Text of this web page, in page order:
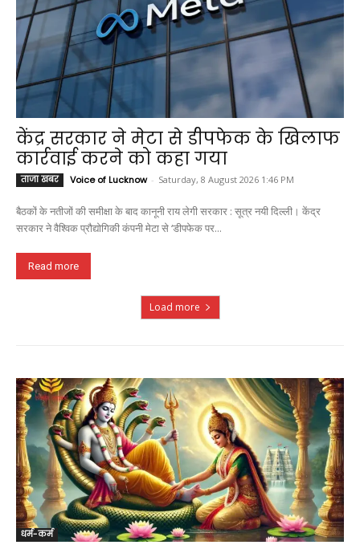
केंद्र सरकार ने मेटा से डीपफेक के खिलाफ
कार्रवाई करने को कहा गया
ताजा खबर Voice of Lucknow - Saturday, 8 August 2026 1:46 PM
बैठकों के नतीजों की समीक्षा के बाद कानूनी राय लेगी सरकार : सूत्र नयी दिल्ली। केंद्र
सरकार ने वैश्विक प्रौद्योगिकी कंपनी मेटा से ‘डीपफेक पर...
Read more
Load more
धर्म-कर्म